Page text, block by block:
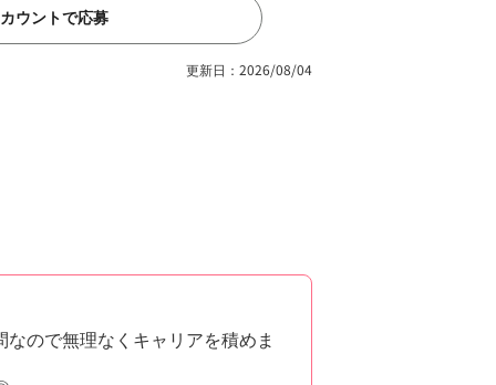
ウントで応募
更新日：2026/08/04
ので無理なくキャリアを積めま